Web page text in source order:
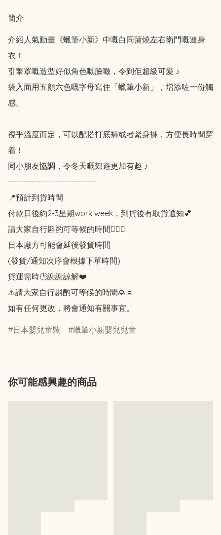
簡介 −
介紹人氣動畫《蠟筆小新》中嘅白同蒲燒左右衛門嘅連身
衣！
引擎罩嘅造型好似角色嘅臉噉，令到佢超級可愛 ♪
袋入面用五顏六色嘅字母寫住「蠟筆小新」，增添咗一份觸
感。
視乎溫度而定，可以配搭打底褲或者緊身褲，方便長時間穿
着！
同小朋友協調，令冬天嘅郊遊更加有趣 ♪
------------------------------
📍預計到貨時間
付款日後約2-3星期work week，到貨後有取貨通知💕
請大家自行斟酌可等候的時間🙇🏻‍♀️
日本廠方可能會延後發貨時間
(發貨/通知次序會根據下單時間)
貨運需時🕑謝謝諒解❤️
⚠️請大家自行斟酌可等候的時間🙏🏻
如有任何更改，將會通知有關事宜。
日本嬰兒童裝 蠟筆小新嬰兒兒童
你可能感興趣的商品